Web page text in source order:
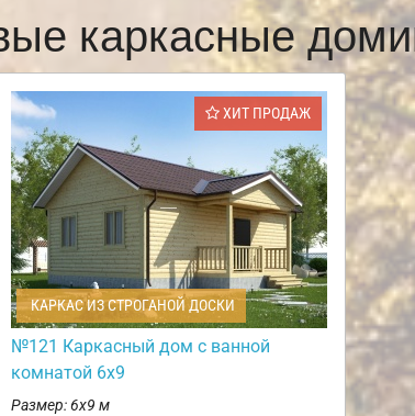
каркасные
ХИТ ПРОДАЖ
КАРКАС ИЗ СТРОГАНОЙ ДОСКИ
№121 Каркасный дом с ванной
комнатой 6х9
Размер: 6х9 м